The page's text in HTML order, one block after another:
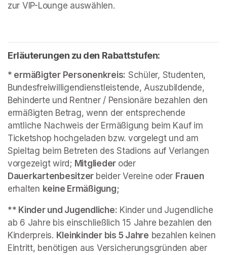
zur VIP-Lounge auswählen.
Erläuterungen zu den Rabattstufen:
* ermäßigter Personenkreis: Schüler, Studenten,
Bundesfreiwilligendienstleistende, Auszubildende,
Behinderte und Rentner / Pensionäre bezahlen den
ermäßigten Betrag, wenn der entsprechende
amtliche Nachweis der Ermäßigung beim Kauf im
Ticketshop hochgeladen bzw. vorgelegt und am
Spieltag beim Betreten des Stadions auf Verlangen
vorgezeigt wird; Mitglieder
oder
Dauerkartenbesitzer beider Vereine oder
Frauen
erhalten keine Ermäßigung;
** Kinder und Jugendliche: Kinder und Jugendliche
ab 6 Jahre bis einschließlich 15 Jahre bezahlen den
Kinderpreis. Kleinkinder bis 5 Jahre bezahlen keinen
Eintritt, benötigen aus Versicherungsgründen aber